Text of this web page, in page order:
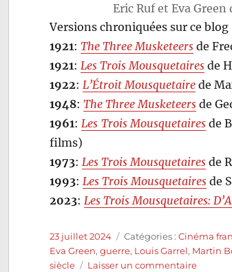
Eric Ruf et Eva Green
Versions chroniquées sur ce blog
1921:The Three Musketeers de
1921: Les Trois Mousquetaires de
1922: L’Étroit Mousquetaire de
1948:The Three Musketeers de
1961: Les Trois Mousquetairesde
films)
1973: Les Trois Mousquetaires de
1993: Les Trois Mousquetaires de
2023: Les Trois Mousquetaires:
Publié
le
23 juillet 2024 Catégories
Catégories :Cinéma
Eva Green,guerre, Louis Garrel, Martin
siècle
Laisser un commentairesur